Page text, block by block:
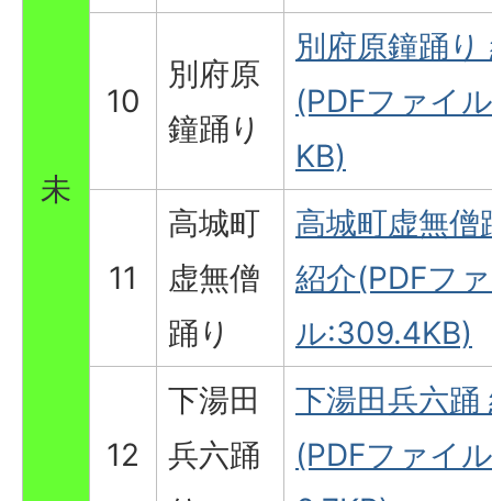
未
10
別府原
鐘踊り
別府原鐘踊り
(PDFファイ
KB)
11
高城町
虚無僧
踊り
高城町虚無僧
紹介(PDFフ
ル:309.4KB)
12
下湯田
兵六踊
下湯田兵六踊
(PDFファイ